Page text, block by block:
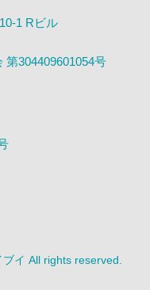
1 Rビル
304409601054号
イ All rights reserved.